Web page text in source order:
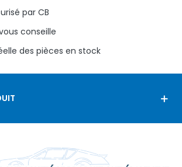
par CB
conseille
des pièces en stock